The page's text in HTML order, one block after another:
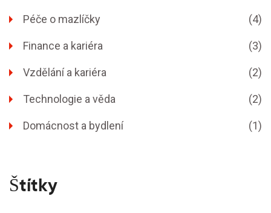
Péče o mazlíčky (4)
Finance a kariéra (3)
Vzdělání a kariéra (2)
Technologie a věda (2)
Domácnost a bydlení (1)
Štítky